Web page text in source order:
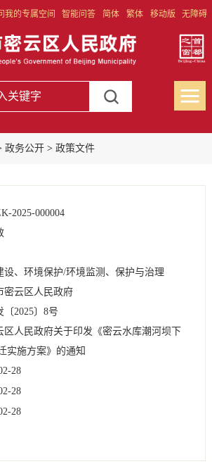
我的专属空间 智能问答 简体 繁体 移动版 无障碍
政务公开> 政策文件
2025-000004
设、环境保护/环境监测、保护与治理
密云区人民政府
〔2025〕 8号
区人民政府关于印发《密云水库潮河坝下
实施方案》的通知
28
28
28